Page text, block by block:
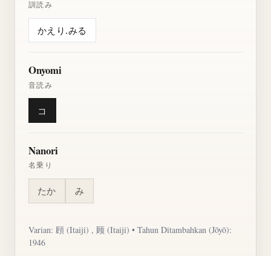
訓読み
かえり.みる
Onyomi
音読み
コ
Nanori
名乗り
たか み
Varian: 頋 (Itaiji) , 顾 (Itaiji) • Tahun Ditambahkan (Jōyō):
1946